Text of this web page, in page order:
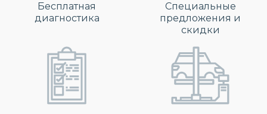
Бесплатная
диагностика
Специальные
предложения и
скидки